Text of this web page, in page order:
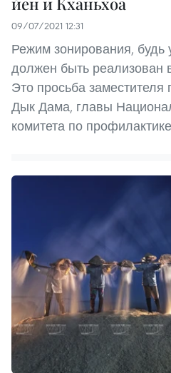
09/07/2021 12:31
Режим зонирования, будь
должен быть реализован
Это просьба
Дык Дама, главы
комитета по